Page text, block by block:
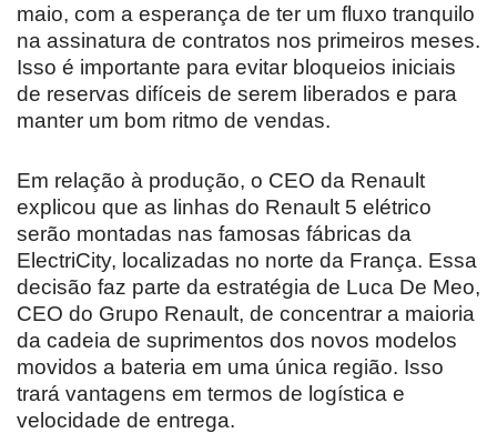
maio, com a esperança de ter um fluxo tranquilo
na assinatura de contratos nos primeiros meses.
Isso é importante para evitar bloqueios iniciais
de reservas difíceis de serem liberados e para
manter um bom ritmo de vendas.
Em relação à produção, o CEO da Renault
explicou que as linhas do Renault 5 elétrico
serão montadas nas famosas fábricas da
ElectriCity, localizadas no norte da França. Essa
decisão faz parte da estratégia de Luca De Meo,
CEO do Grupo Renault, de concentrar a maioria
da cadeia de suprimentos dos novos modelos
movidos a bateria em uma única região. Isso
trará vantagens em termos de logística e
velocidade de entrega.